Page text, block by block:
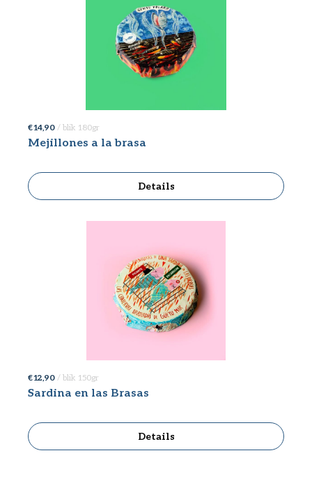
€ 14,90 / blik 180gr
Mejillones a la brasa
Details
€ 12,90 / blik 150gr
Sardina en las Brasas
Details